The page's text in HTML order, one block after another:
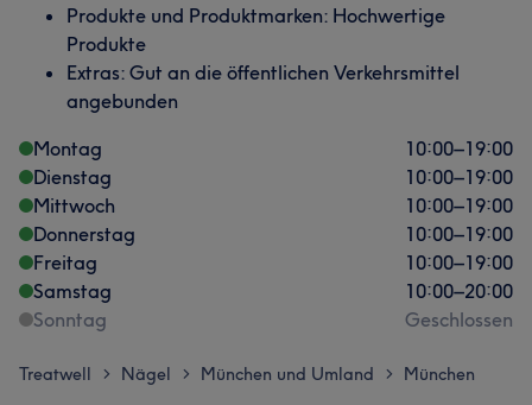
Produkte und Produktmarken: Hochwertige
Produkte
Extras: Gut an die öffentlichen Verkehrsmittel
angebunden
Montag
10:00–19:00
Dienstag
10:00–19:00
Mittwoch
10:00–19:00
Donnerstag
10:00–19:00
Freitag
10:00–19:00
Samstag
10:00–20:00
Sonntag
Geschlossen
Treatwell > Nägel > München und Umland > München